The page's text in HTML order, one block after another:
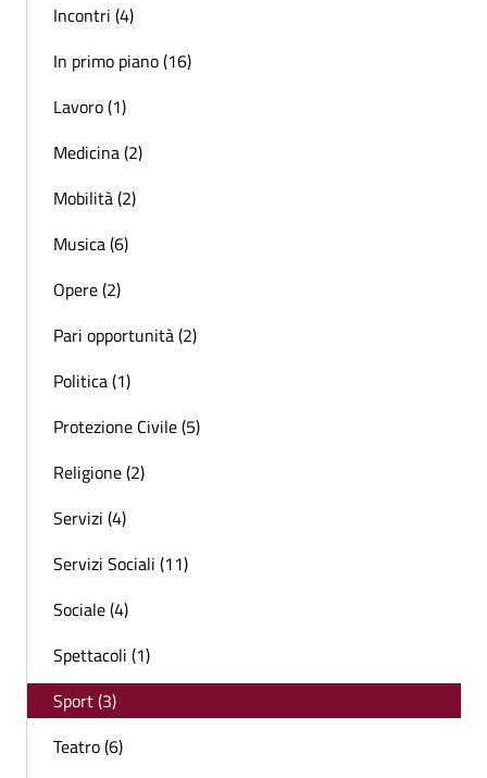
Incontri (4)
In primo piano (16)
Lavoro (1)
Medicina (2)
Mobilità (2)
Musica (6)
Opere (2)
Pari opportunità (2)
Politica (1)
Protezione Civile (5)
Religione (2)
Servizi (4)
Servizi Sociali (11)
Sociale (4)
Spettacoli (1)
Sport (3)
Teatro (6)